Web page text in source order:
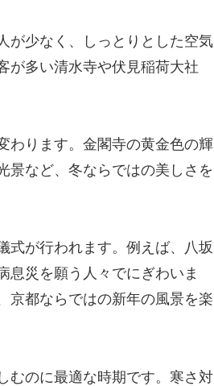
が少なく、しっとりとした空気
が多い清水寺や伏見稲荷大社
わります。金閣寺の黄金色の輝
景など、冬ならではの美しさを
式が行われます。例えば、八坂
息災を願う人々でにぎわいま
京都ならではの新年の風景を楽
むのに最適な時期です。寒さ対